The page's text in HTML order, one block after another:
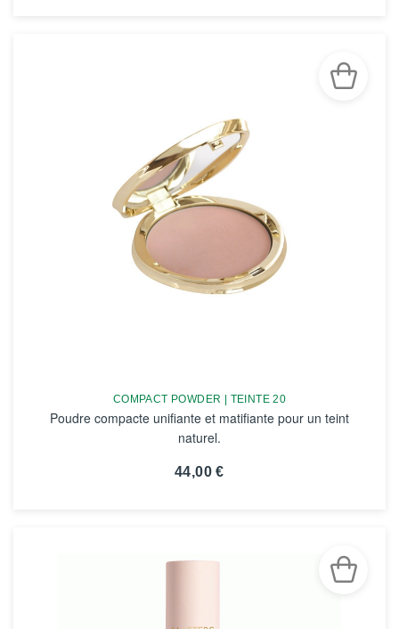
COMPACT POWDER | TEINTE 20
Poudre compacte unifiante et matifiante pour un teint
naturel.
44,00 €